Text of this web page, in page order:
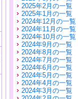
2025年2月の一覧
2025年1月の一覧
2024年12月の一覧
2024年11月の一覧
2024年10月の一覧
2024年9月の一覧
2024年8月の一覧
2024年7月の一覧
2024年6月の一覧
2024年5月の一覧
2024年4月の一覧
2024年3月の一覧